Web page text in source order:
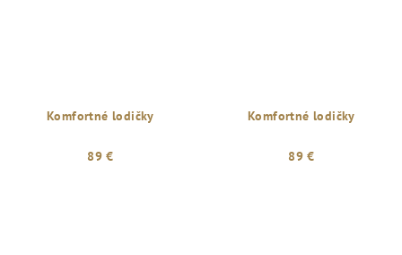
Komfortné lodičky
89 €
Komfortné lodičky
89 €